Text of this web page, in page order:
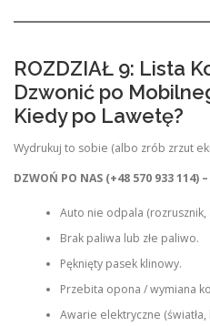
ROZDZIAŁ 9: Lista
Dzwonić po
Kiedy po Lawetę?
Wydrukuj to sobie (albo zrób zrzut
DZWOŃ PO NAS (+48 570 933
Auto nie odpala
Brak paliwa lub złe paliwo.
Pęknięty pasek klinowy.
Przebita opona / wymiana
Awarie elektryczne